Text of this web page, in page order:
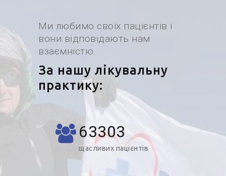
Ми любимо своїх пацієнтів і
вони відповідають нам
взаємністю.
За нашу лікувальну
практику:
63303
щасливих пацієнтів